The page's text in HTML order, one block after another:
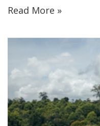
Read More »